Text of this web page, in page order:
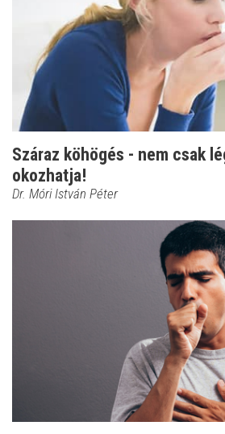
Száraz köhögés - nem csak
okozhatja!
Dr. Móri István Péter